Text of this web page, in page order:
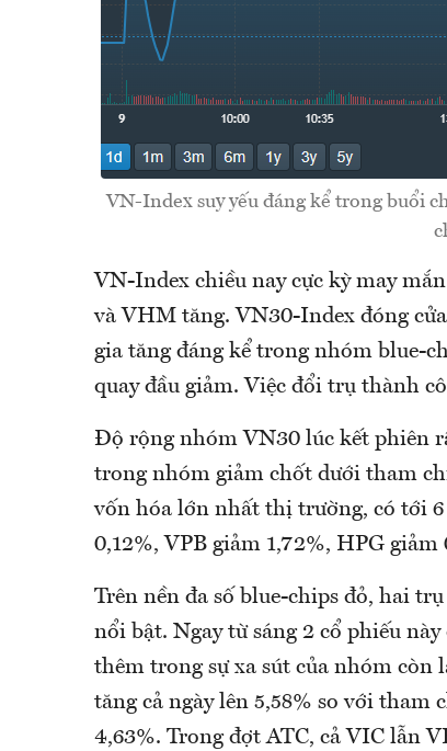
VN-Index suy yếu đáng kể trong buổi
VN-Index chiều nay cực kỳ may
và VHM tăng. VN30-Index đóng
gia tăng đáng kể trong nhóm blue-
quay đầu giảm. Việc đổi trụ thành
Độ rộng nhóm VN30 lúc kết phiên
trong nhóm giảm chốt dưới tham
vốn hóa lớn nhất thị trường, có tới
0,12%, VPB giảm 1,72%, HPG
Trên nền đa số blue-chips đỏ, hai
nổi bật. Ngay từ sáng 2 cổ phiếu
thêm trong sự xa sút của nhóm còn
tăng cả ngày lên 5,58% so với
4,63%. Trong đợt ATC, cả VIC lẫn